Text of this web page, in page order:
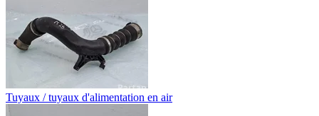
Tuyaux / tuyaux d'alimentation en air